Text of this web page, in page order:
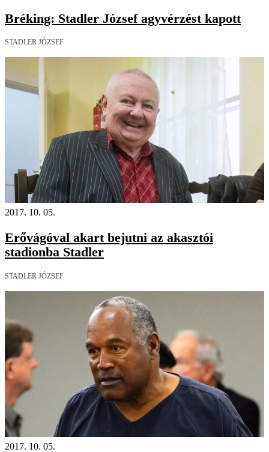
Bréking: Stadler József agyvérzést kapott
STADLER JÓZSEF
2017. 10. 05.
Erővágóval akart bejutni az akasztói
stadionba Stadler
STADLER JÓZSEF
2017. 10. 05.